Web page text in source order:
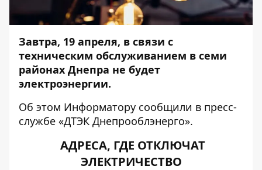
Завтра, 19 апреля, в связи с
техническим обслуживанием в семи
районах Днепра не будет
электроэнергии.
Об этом Информатору сообщили в пресс-
службе «ДТЭК Днепрооблэнерго».
АДРЕСА, ГДЕ ОТКЛЮЧАТ
ЭЛЕКТРИЧЕСТВО